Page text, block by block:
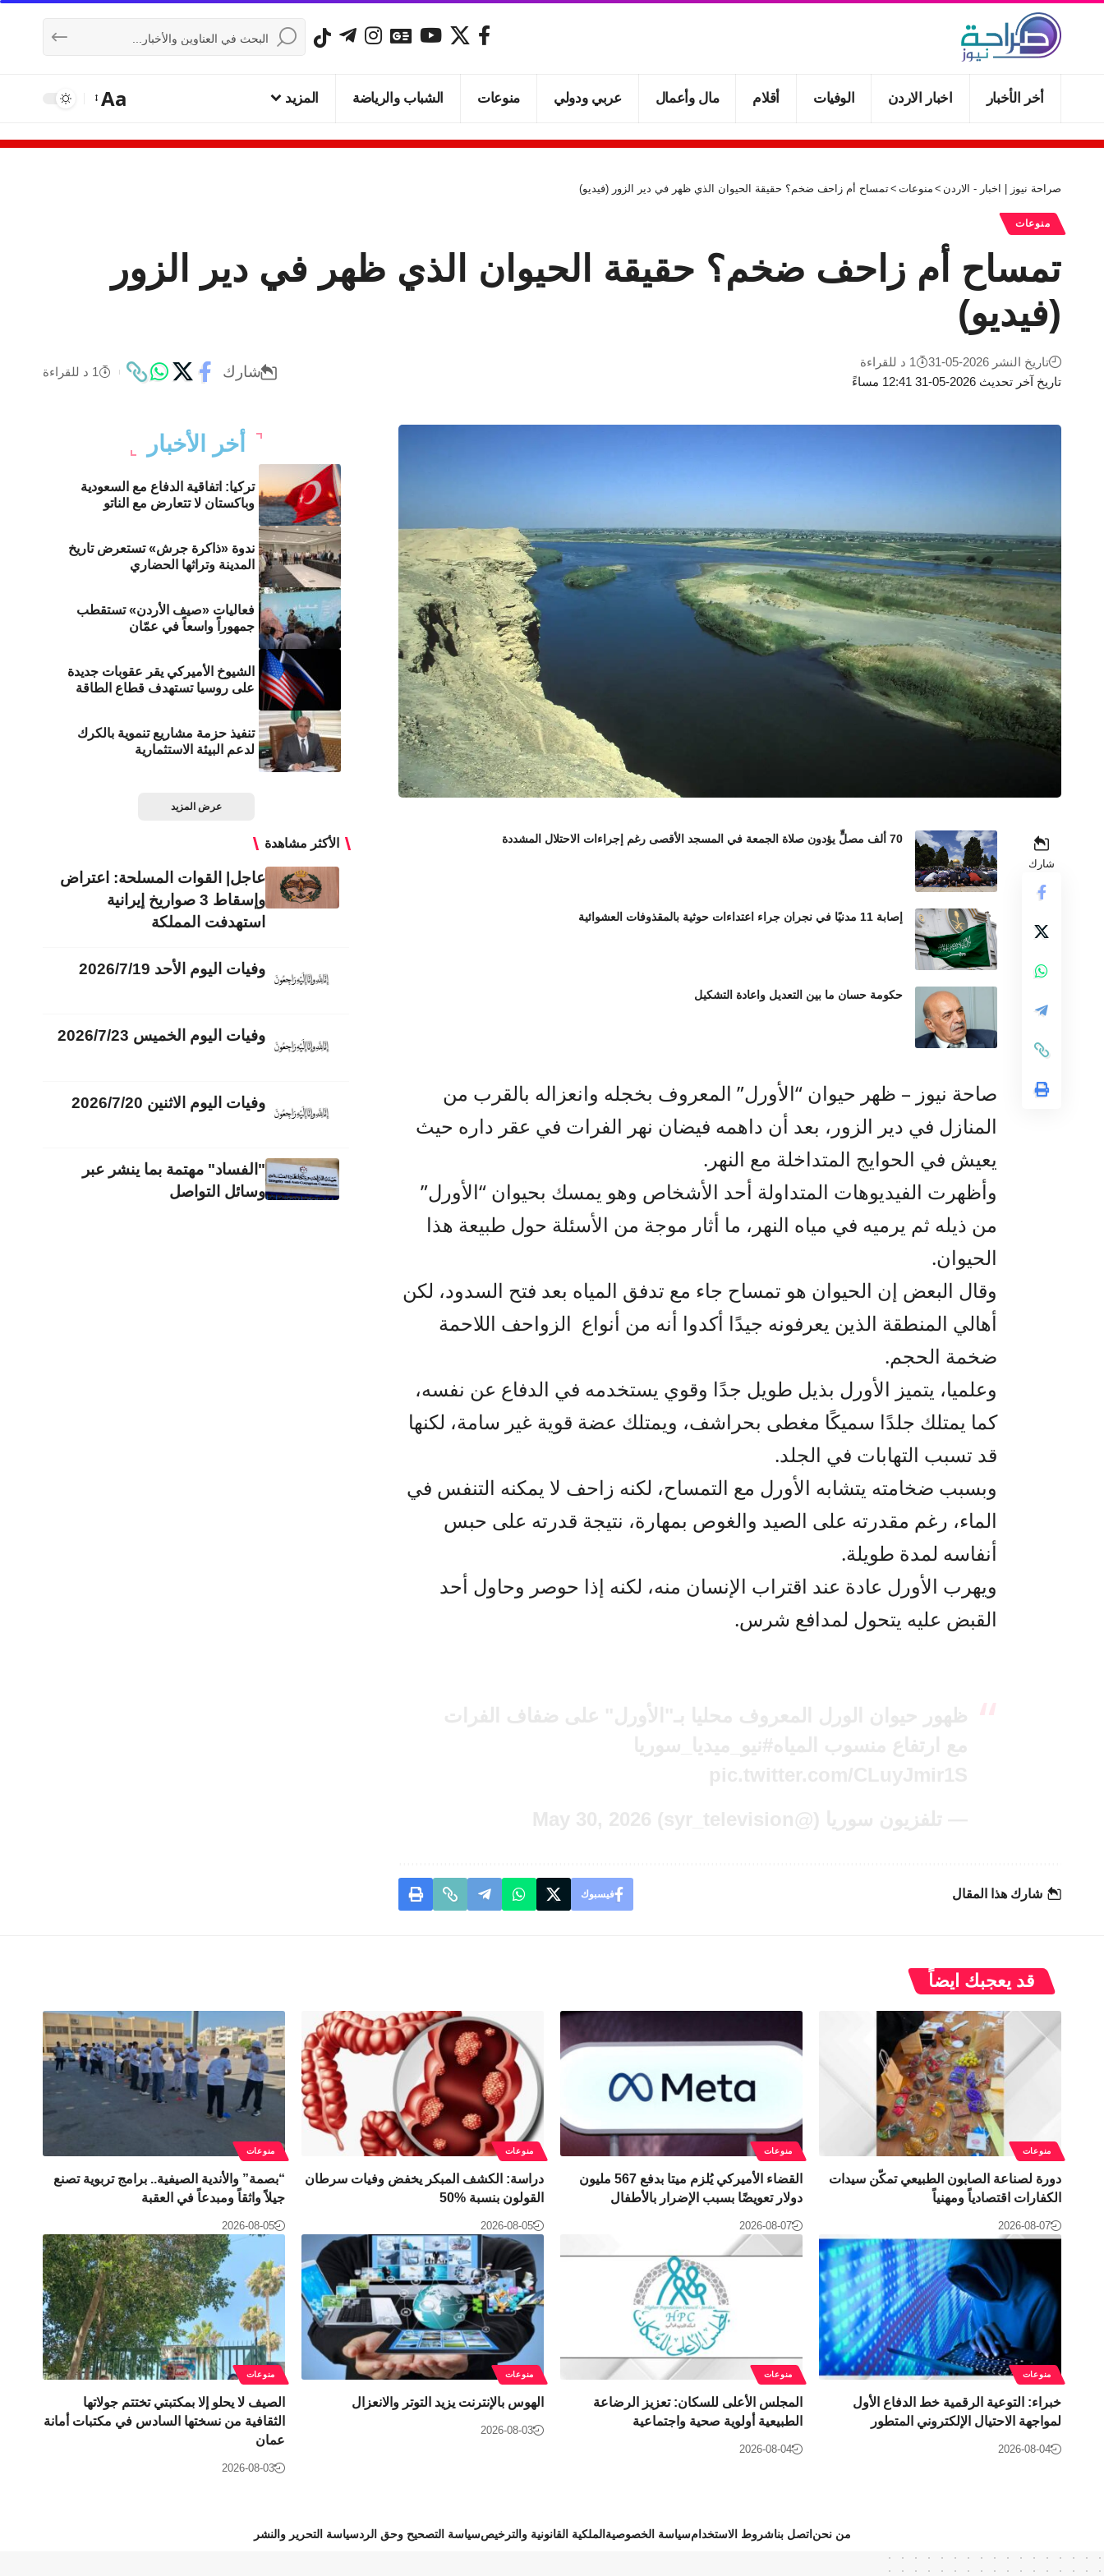
أخر الأخبار اخبار الاردن الوفيات أقلام مال وأعمال عربي ودولي منوعات الشباب والرياضة المزيد Aa
صراحة نيوز | اخبار - الاردن > منوعات >تمساح أم زاحف ضخم؟ حقيقة الحيوان الذي ظهر في دير الزور (فيديو)
منوعات
تمساح أم زاحف ضخم؟ حقيقة الحيوان الذي ظهر في دير الزور
(فيديو)
تاريخ آخر تحديث 2026-05-31 12:41 مساءً
تاريخ النشر 2026-05-31 1 د للقراءة
شارك 1 د للقراءة
شارك
70 ألف مصلٍّ يؤدون صلاة الجمعة في المسجد الأقصى رغم إجراءات الاحتلال المشددة
إصابة 11 مدنيًا في نجران جراء اعتداءات حوثية بالمقذوفات العشوائية
حكومة حسان ما بين التعديل واعادة التشكيل
صاحة نيوز – ظهر حيوان “الأورل” المعروف بخجله وانعزاله بالقرب من
المنازل في دير الزور، بعد أن داهمه فيضان نهر الفرات في عقر داره حيث
يعيش في الحوايج المتداخلة مع النهر.
وأظهرت الفيديوهات المتداولة أحد الأشخاص وهو يمسك بحيوان “الأورل”
من ذيله ثم يرميه في مياه النهر، ما أثار موجة من الأسئلة حول طبيعة هذا
الحيوان.
وقال البعض إن الحيوان هو تمساح جاء مع تدفق المياه بعد فتح السدود، لكن
أهالي المنطقة الذين يعرفونه جيدًا أكدوا أنه من أنواع الزواحف اللاحمة
ضخمة الحجم.
وعلميا، يتميز الأورل بذيل طويل جدًا وقوي يستخدمه في الدفاع عن نفسه،
كما يمتلك جلدًا سميكًا مغطى بحراشف، ويمتلك عضة قوية غير سامة، لكنها
قد تسبب التهابات في الجلد.
وبسبب ضخامته يتشابه الأورل مع التمساح، لكنه زاحف لا يمكنه التنفس في
الماء، رغم مقدرته على الصيد والغوص بمهارة، نتيجة قدرته على حبس
أنفاسه لمدة طويلة.
ويهرب الأورل عادة عند اقتراب الإنسان منه، لكنه إذا حوصر وحاول أحد
القبض عليه يتحول لمدافع شرس.
شارك هذا المقال فيسبوك
أخر الأخبار
تركيا: اتفاقية الدفاع مع السعودية
وباكستان لا تتعارض مع الناتو
ندوة «ذاكرة جرش» تستعرض تاريخ
المدينة وتراثها الحضاري
فعاليات «صيف الأردن» تستقطب
جمهوراً واسعاً في عمّان
الشيوخ الأميركي يقر عقوبات جديدة
على روسيا تستهدف قطاع الطاقة
تنفيذ حزمة مشاريع تنموية بالكرك
لدعم البيئة الاستثمارية
عرض المزيد
الأكثر مشاهدة
عاجل| القوات المسلحة: اعتراض
وإسقاط 3 صواريخ إيرانية
استهدفت المملكة
وفيات اليوم الأحد 2026/7/19
وفيات اليوم الخميس 2026/7/23
وفيات اليوم الاثنين 2026/7/20
"الفساد" مهتمة بما ينشر عبر
وسائل التواصل
قد يعجبك ايضاً
منوعات
دورة لصناعة الصابون الطبيعي تمكّن سيدات
الكفارات اقتصادياً ومهنياً
2026-08-07
منوعات
القضاء الأميركي يُلزم ميتا بدفع 567 مليون
دولار تعويضًا بسبب الإضرار بالأطفال
2026-08-07
منوعات
دراسة: الكشف المبكر يخفض وفيات سرطان
القولون بنسبة 50‎%‎
2026-08-05
منوعات
“بصمة” والأندية الصيفية.. برامج تربوية تصنع
جيلاً واثقاً ومبدعاً في العقبة
2026-08-05
منوعات
خبراء: التوعية الرقمية خط الدفاع الأول
لمواجهة الاحتيال الإلكتروني المتطور
2026-08-04
منوعات
المجلس الأعلى للسكان: تعزيز الرضاعة
الطبيعية أولوية صحية واجتماعية
2026-08-04
منوعات
الهوس بالإنترنت يزيد التوتر والانعزال
2026-08-03
منوعات
الصيف لا يحلو إلا بمكتبتي تختتم جولاتها
الثقافية من نسختها السادس في مكتبات أمانة
عمان
2026-08-03
من نحن اتصل بناشروط الاستخدامسياسة الخصوصية الملكية القانونية والترخيصسياسة التصحيح وحق الردسياسة التحرير والنشر